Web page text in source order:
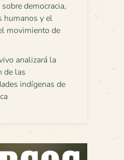
democracia,
humanos y el
movimiento de
analizará la
de las
indígenas de